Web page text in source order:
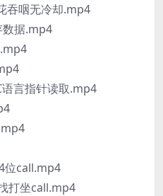
吞咽无冷却.mp4
据.mp4
语言指针读取.mp4
位call.mp4
打坐call.mp4